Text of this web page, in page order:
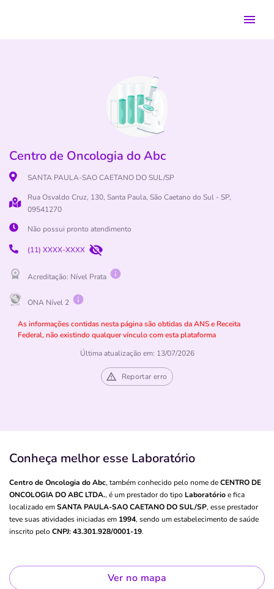
Centro de Oncologia do Abc
SANTA PAULA-SAO CAETANO DO SUL/SP
Rua Osvaldo Cruz, 130, Santa Paula, São Caetano do Sul - SP,
09541270
Não possui pronto atendimento
(11) XXXX-XXXX
Acreditação: Nível Prata
ONA Nível 2
As informações contidas nesta página são obtidas da ANS e Receita
Federal, não existindo qualquer vínculo com esta plataforma
Última atualização em: 13/07/2026
Reportar erro
Conheça melhor esse Laboratório
Centro de Oncologia do Abc, também conhecido pelo nome deCENTRO DE
ONCOLOGIA DO ABC LTDA., é um prestador do tipo Laboratórioe fica
localizado emSANTA PAULA-SAO CAETANO DO SUL/SP, esse prestador
teve suas atividades iniciadas em 1994, sendo um estabelecimento de saúde
inscrito pelo CNPJ: 43.301.928/0001-19.
Ver no mapa